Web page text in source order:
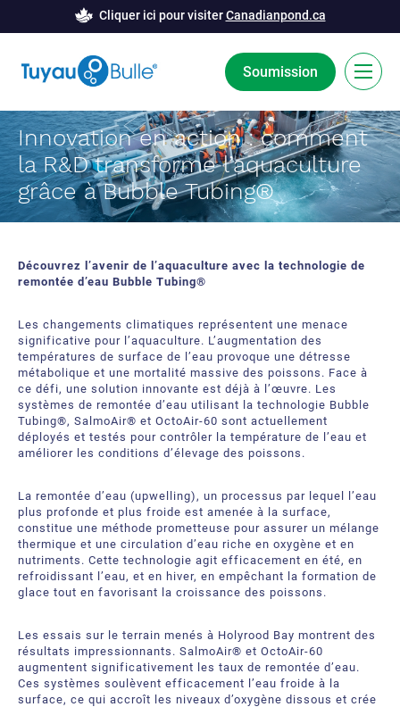
Cliquer ici pour visiterCanadianpond.ca
Soumission
EN
La technologie Bubble Tubing®
Solutions
Aération
Innovation développement
Bubble Tubing® Technologies
Études de cas
Ressources
À Propos
Bubble Tubing®
Carrières
Notre offre de services
FAQ
Innovation en action : comment
la R&D transforme l’aquaculture
grâce à Bubble Tubing®
Découvrez l’avenir de l’aquaculture avec la technologie de
remontée d’eau Bubble Tubing®
Les changements climatiques représentent une menace
significative pour l’aquaculture. L’augmentation des
températures de surface de l’eau provoque une détresse
métabolique et une mortalité massive des poissons. Face à
ce défi, une solution innovante est déjà à l’œuvre. Les
systèmes de remontée d’eau utilisant la technologie Bubble
Tubing®, SalmoAir® et OctoAir-60 sont actuellement
déployés et testés pour contrôler la température de l’eau et
améliorer les conditions d’élevage des poissons.
La remontée d’eau (upwelling), un processus par lequel l’eau
plus profonde et plus froide est amenée à la surface,
constitue une méthode prometteuse pour assurer un mélange
thermique et une circulation d’eau riche en oxygène et en
nutriments. Cette technologie agit efficacement en été, en
refroidissant l’eau, et en hiver, en empêchant la formation de
glace tout en favorisant la croissance des poissons.
Les essais sur le terrain menés à Holyrood Bay montrent des
résultats impressionnants. SalmoAir® et OctoAir-60
augmentent significativement les taux de remontée d’eau.
Ces systèmes soulèvent efficacement l’eau froide à la
surface, ce qui accroît les niveaux d’oxygène dissous et crée